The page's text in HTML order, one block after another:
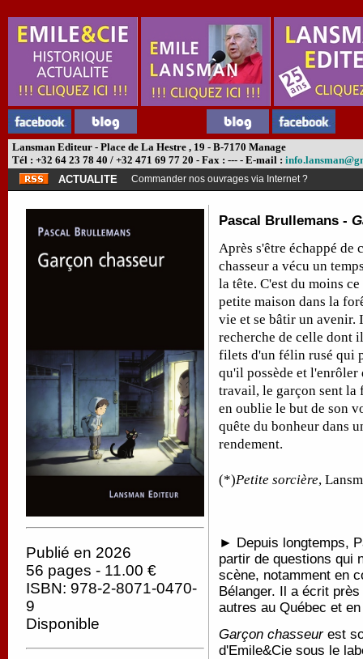
Lansman Editeur - Place de La Hestre , 19 - B-7170 Manage
Tél : +32 64 23 78 40 / +32 471 69 77 20 - Fax : --- - E-mail :
ACTUALITE
Commander nos ouvrages via Internet ?
Publié en 2026
56 pages - 11.00 €
ISBN: 978-2-8071-0470-
9
Disponible
Pascal Brullemans -
Après s'être échappé de
chasseur a vécu un
la tête. C'est du moins
petite maison dans la
vie et se bâtir un avenir.
recherche de celle dont
filets d'un félin rusé qui
qu'il possède et l'enrôler
travail, le garçon sent
en oublie le but de son
quête du bonheur dans
rendement.
(*)Petite sorcière,
► Depuis longtemps,
partir de questions qui
scène, notamment en
Bélanger. Il a écrit
autres au Québec et
Garçon chasseurest
d'Emile&Cie sous le